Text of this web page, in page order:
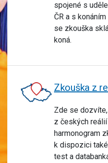
spojené s
ČR a s
se zkouška
koná.
Zkouška z
Zde se
z českých reálií
harmonogram
k dispozici
test a